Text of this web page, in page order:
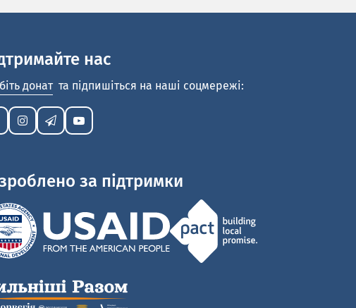
нас
донат та підпишіться на наші соцмережі:
за підтримки